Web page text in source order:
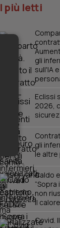
I più letti
gli
sull'IA
Eclissi
2026,
gli
le altre
Caldo
non
il
Covid.